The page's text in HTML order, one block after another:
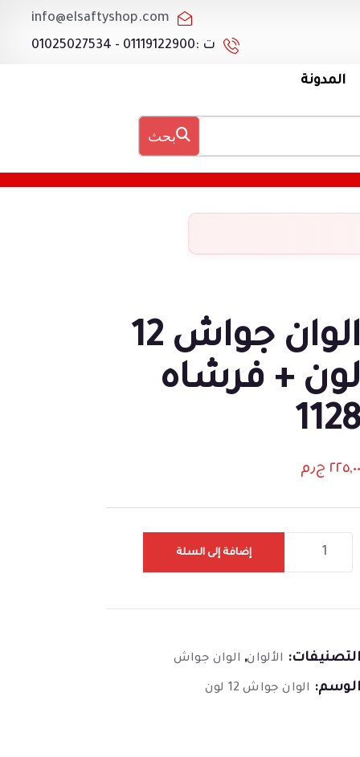
info@elsaftyshop.com
ت :01119122900 - 01025027534
المدونة
بحث
الوان جواش 12
لون + فرشاه
1128
٢٢٥,٠٠ ج٫م
إضافة إلى السلة
التصنيفات: الألوان, الوان جواش
الوسم: الوان جواش 12 لون